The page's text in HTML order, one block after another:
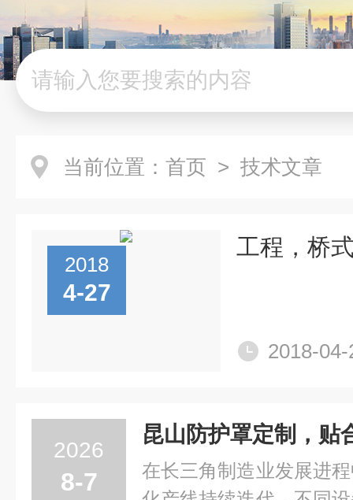
当前位置： 首页 > 技术文章
2018
4-27
工程，桥
2018-04-
2026
8-7
在长三角制造业发展进